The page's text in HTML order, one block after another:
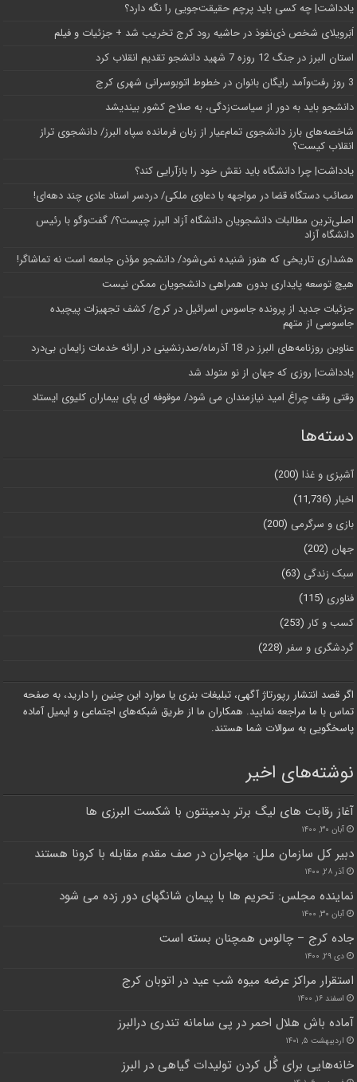
یادداشت| ‌چه کسی باید پرچم حقیقت‌جویی را نگه دارد؟
اَبَر‌ویلای شخص ذی‌نفوذ در حاشیه‌ رود کرج تخریب شد + جزئیات و فیلم
استان البرز در جنگ 12 روزه 7 شهید دانشجو تقدیم انقلاب کرد
3 روز رفت‌وآمد رایگان بانوان در خطوط اتوبوسرانی شهری کرج
دانشجو باید به دور از سیاست‌زدگی، به صلاح کشور بیندیشد
شاخصه‌های بارز دانشجوی تمام‌عیار از زبان فرمانده سپاه البرز/ دانشجوی تراز
انقلاب کیست؟
یادداشت| چرا دانشگاه باید نقش خود را بازآرایی کند؟
مصائب دستگاه قضا در مواجهه با دعاوی ملکی/ دردسر اسناد عادی چند‌ دهه‌ای!
اصلی‌ترین مطالبات دانشجویان دانشگاه آزاد البرز چیست؟/ گفت‌وگو با رئیس
دانشگاه آز‌اد
هشداری تاریخی که هنوز شنیده نمی‌شود/ دانشجو مؤذن جامعه است نه تماشاگر!
هیچ توسعه پایداری بدون همراهی دانشجویان ممکن نیست
جزئیات جدید از پرونده جاسوس اسرائیل در کرج/‌ کشف تجهیزات پیچیده
جاسوسی از متهم
عناوین روزنامه‌های البرز در ‌18 آذرماه/صدرنشینی در ارائه خدمات زایمان بی‌درد
یادداشت| روزی که جهان از نو متولد شد
وقتی وقف چراغ امید نیازمندان می شود/ موقوفه ای پای بیماران کلیوی ایستاد
دسته‌ها
آشپزی و غذا (200)
اخبار (11,736)
بازی و سرگرمی (200)
جهان (202)
سبک زندگی (63)
فناوری (115)
کسب و کار (253)
گردشگری و سفر (228)
اگر قصد انتشار رپورتاژ آگهی، تبلیغات بنری یا موارد این چنین را دارید، به صفحه
تماس با ما مراجعه نمایید. همکاران ما از طریق شبکه‌های اجتماعی و ایمیل آماده
پاسخگویی به سوالات شما هستند.
نوشته‌های اخیر
آغاز رقابت های لیگ برتر بدمینتون با شکست البرزی ها
آبان ۳۰, ۱۴۰۰
دبیر کل سازمان ملل: مهاجران در صف مقدم مقابله با کرونا هستند
آذر ۲۸, ۱۴۰۰
نماینده مجلس: تحریم ها با پیمان شانگهای دور زده می شود
آبان ۳۰, ۱۴۰۰
جاده کرج – چالوس همچنان بسته است
دی ۲۹, ۱۴۰۰
استقرار مراکز عرضه میوه شب عید در اتوبان کرج
اسفند ۱۶, ۱۴۰۰
آماده باش هلال احمر در پی سامانه تندری درالبرز
اردیبهشت ۵, ۱۴۰۱
خانه‌هایی برای گُل کردن تولیدات گیاهی در البرز